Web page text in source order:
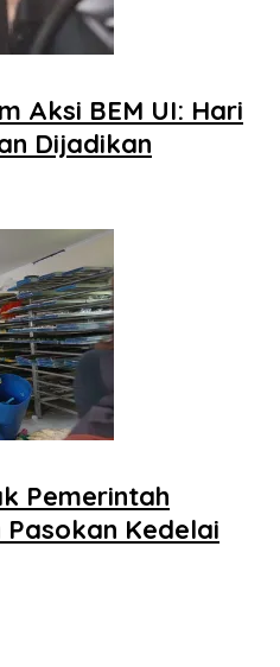
Aksi BEM UI: Hari
Dijadikan
Pemerintah
Kedelai